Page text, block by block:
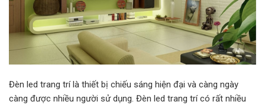
Đèn led trang trí là thiết bị chiếu sáng hiện đại và càng ngày
càng được nhiều người sử dụng. Đèn led trang trí có rất nhiều